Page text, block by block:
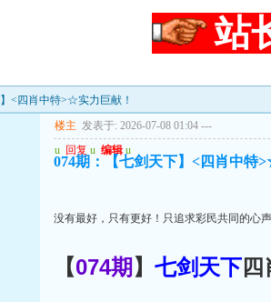
站
<四肖中特>☆实力巨献！
楼主 发表于: 2026-07-08 01:04 ---
u 回复 u 编辑 u
074期：【七剑天下】<四肖中特
没有最好，只有更好！只追求彩民共同的心
【074期 】 七剑天下